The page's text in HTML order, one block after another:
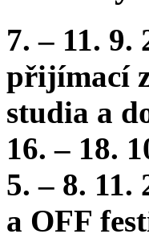
7. – 11. 9.
přijímací
studia a
16. – 18.
5. – 8.
a OFF